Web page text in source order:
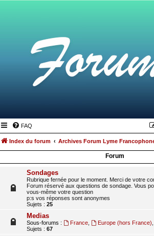
FAQ
Index du forum Archives Forum Lyme
Forum
Sondages
Rubrique fernée pour le moment. Merci de votre
Forum réservé aux questions de sondage. Vous
vous-même votre question
p:s vos réponses sont anonymes
Sujets : 25
Medias
Sous-forums : France, Europe (hors France)
Sujets : 67